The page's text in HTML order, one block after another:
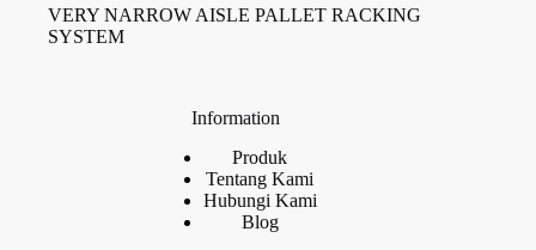
VERY NARROW AISLE PALLET RACKING
SYSTEM
Information
Produk
Tentang Kami
Hubungi Kami
Blog